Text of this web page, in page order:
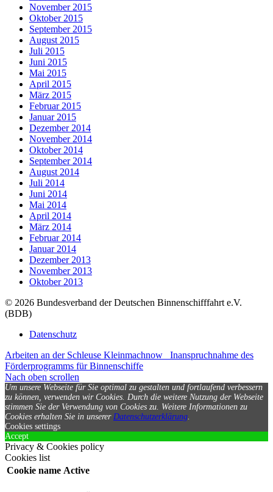
November 2015
Oktober 2015
September 2015
August 2015
Juli 2015
Juni 2015
Mai 2015
April 2015
März 2015
Februar 2015
Januar 2015
Dezember 2014
November 2014
Oktober 2014
September 2014
August 2014
Juli 2014
Juni 2014
Mai 2014
April 2014
März 2014
Februar 2014
Januar 2014
Dezember 2013
November 2013
Oktober 2013
© 2026 Bundesverband der Deutschen Binnenschifffahrt e.V.
(BDB)
Datenschutz
Arbeiten an der Schleuse Kleinmachnow
Inanspruchnahme des
Förderprogramms für Binnenschiffe
Nach oben scrollen
Um unsere Webseite für Sie optimal zu gestalten und fortlaufend verbessern
zu können, verwenden wir Cookies. Durch die weitere Nutzung der Webseite
stimmen Sie der Verwendung von Cookies zu. Weitere Informationen zu
Cookies erhalten Sie in unserer Datenschutzerklärung.
Cookies settings
Accept
Privacy & Cookies policy
Cookies list
Cookie name Active